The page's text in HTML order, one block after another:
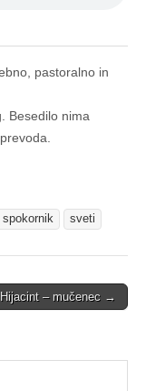
pastoralno in
Besedilo nima
spokornik sveti
– mučenec →